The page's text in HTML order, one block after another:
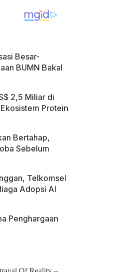
Besar-
BUMN Bakal
2,5 Miliar di
Protein
Bertahap,
Sebelum
Telkomsel
Adopsi AI
Penghargaan